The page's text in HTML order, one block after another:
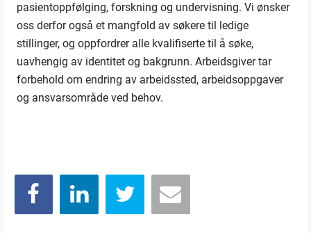
pasientoppfølging, forskning og undervisning. Vi ønsker
oss derfor også et mangfold av søkere til ledige
stillinger, og oppfordrer alle kvalifiserte til å søke,
uavhengig av identitet og bakgrunn. Arbeidsgiver tar
forbehold om endring av arbeidssted, arbeidsoppgaver
og ansvarsområde ved behov.